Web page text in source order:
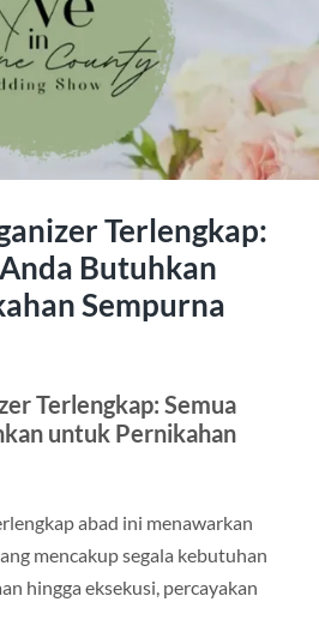
Terlengkap:
Butuhkan
Sempurna
Terlengkap: Semua
untuk Pernikahan
abad ini menawarkan
mencakup segala kebutuhan
hingga eksekusi, percayakan